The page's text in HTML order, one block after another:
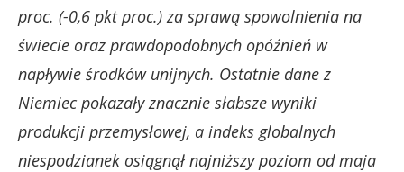
proc. (-0,6 pkt proc.) za sprawą spowolnienia na
świecie oraz prawdopodobnych opóźnień w
napływie środków unijnych. Ostatnie dane z
Niemiec pokazały znacznie słabsze wyniki
produkcji przemysłowej, a indeks globalnych
niespodzianek osiągnął najniższy poziom od maja